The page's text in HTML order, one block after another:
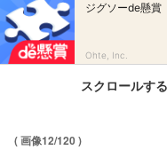
ジグソーde懸賞
Ohte, Inc.
スクロールす
( 画像12/120 )